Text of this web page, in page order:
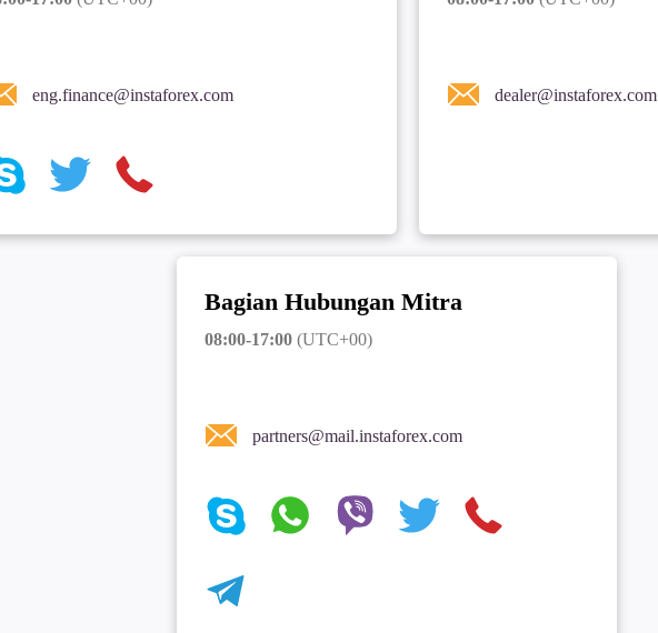
eng.finance@instaforex.com dealer@instaforex.com
Bagian Hubungan Mitra
08:00-17:00(UTC+00)
partners@mail.instaforex.com